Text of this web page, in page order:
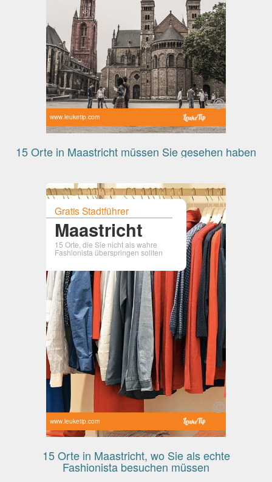
www.leuketip.com
15 Orte in Maastricht müssen Sie gesehen haben
Gratis Stadtführer
Maastricht
15 Orte, die Sie nicht als wahre
Fashionista überspringen sollten
www.leuketip.com
15 Orte in Maastricht, wo Sie als echte
Fashionista besuchen müssen